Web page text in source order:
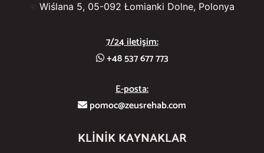
Wiślana 5, 05-092 Łomianki Dolne, Polonya
7/24 iletişim:
+48 537 677 773
E-posta:
pomoc@zeusrehab.com
KLINIK KAYNAKLAR